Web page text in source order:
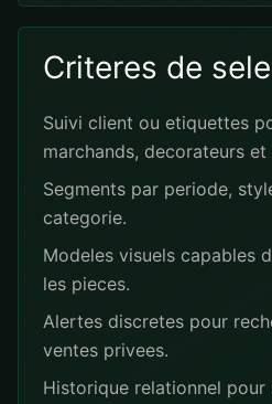
Criteres de
Suivi client ou etiquettes
marchands, decorateurs
Segments par periode,
categorie.
Modeles visuels capables
les pieces.
Alertes discretes pour
ventes privees.
Historique relationnel pour